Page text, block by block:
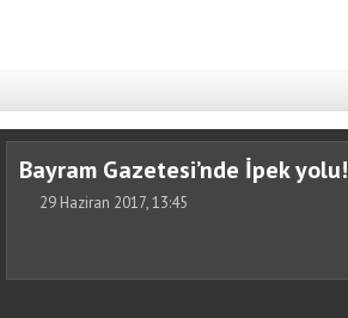
Bayram Gazetesi’nde İpek yolu!
29 Haziran 2017, 13:45